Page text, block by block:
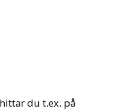
du t.ex. på